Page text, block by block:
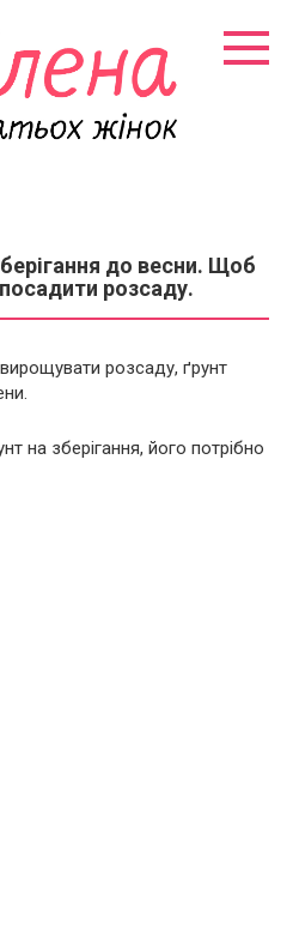
до весни. Щоб
розсаду.
розсаду, ґрунт
на зберігання, його потрібно